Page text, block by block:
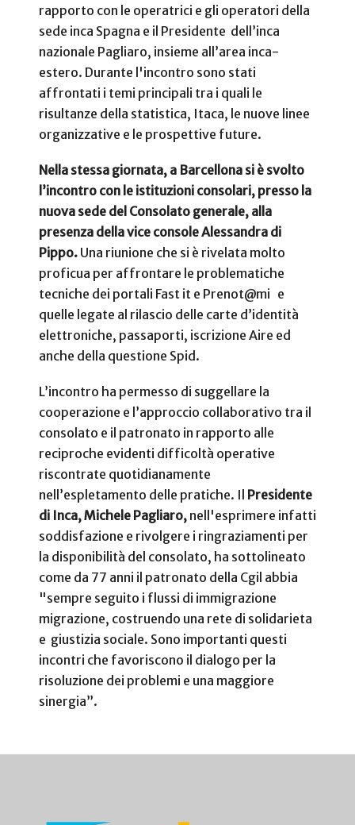
rapporto con le operatrici e gli operatori della
sede inca Spagna e il Presidente dell’inca
nazionale Pagliaro, insieme all’area inca-
estero. Durante l'incontro sono stati
affrontati i temi principali tra i quali le
risultanze della statistica, Itaca, le nuove linee
organizzative e le prospettive future.
Nella stessa giornata, a Barcellona si è svolto
l’incontro con le istituzioni consolari, presso la
nuova sede del Consolato generale, alla
presenza della vice console Alessandra di
Pippo. Una riunione che si è rivelata molto
proficua per affrontare le problematiche
tecniche dei portali Fast it e Prenot@mi e
quelle legate al rilascio delle carte d’identità
elettroniche, passaporti, iscrizione Aire ed
anche della questione Spid.
L’incontro ha permesso di suggellare la
cooperazione e l’approccio collaborativo tra il
consolato e il patronato in rapporto alle
reciproche evidenti difficoltà operative
riscontrate quotidianamente
nell’espletamento delle pratiche. Il Presidente
di Inca, Michele Pagliaro, nell'esprimere infatti
soddisfazione e rivolgere i ringraziamenti per
la disponibilità del consolato, ha sottolineato
come da 77 anni il patronato della Cgil abbia
"sempre seguito i flussi di immigrazione
migrazione, costruendo una rete di solidarieta
e giustizia sociale. Sono importanti questi
incontri che favoriscono il dialogo per la
risoluzione dei problemi e una maggiore
sinergia”.